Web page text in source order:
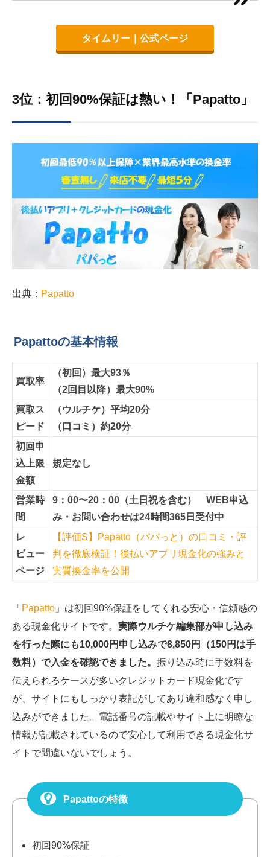
タイムリー｜公式ページ
3位：初回90%保証は熱い！「Papatto」
出典： Papatto
Papattoの基本情報
買取率
（初回）最大93％
（2回目以降）最大90%
買取ス
ピード
（ウルチケ）平均20分
（口コミ）約20分
初回申
込上限
金額
規定なし
営業時
間
9：00〜20：00（土日祝を含む） WEB申込
み・お問い合わせは24時間365日受付中
レ
ビュー
ページ
【評価S】Papatto（パパっと）の口コミ・評
判を徹底検証！後払いアプリ現金化の強みと
実質換金率を公開
「 Papatto 」は初回90%保証をしてくれる安心・信頼感の
ある現金化サイトです。 実際ウルチケ編集部が申し込み
を行った際にも10,000円申し込みで8,850円（150円は手
数料）で入金を確認できました。 振り込み時に手数料を
伝えられるケースが多いクレジットカード現金化です
が、サイトにもしっかり表記がしてあり違和感なく申し
込みができました。電話番号の記載やサイト上に明瞭な
情報が記載されているので安心して利用できる現金化サ
イトで間違いないでしょう。
Papattoの特徴
初回90%保証